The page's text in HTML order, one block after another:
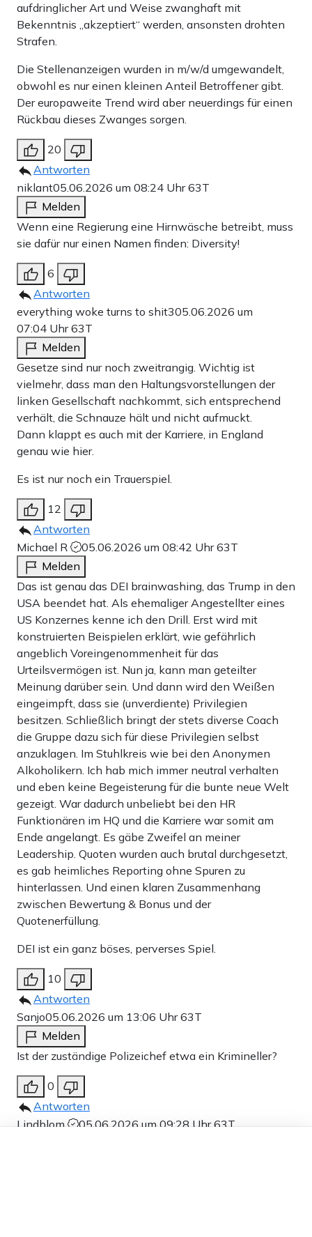
aufdringlicher Art und Weise zwanghaft mit
Bekenntnis „akzeptiert“ werden, ansonsten drohten
Strafen.
Die Stellenanzeigen wurden in m/w/d umgewandelt,
obwohl es nur einen kleinen Anteil Betroffener gibt.
Der europaweite Trend wird aber neuerdings für einen
Rückbau dieses Zwanges sorgen.
20
Antworten
niklant05.06.2026 um 08:24 Uhr63T
Melden
Wenn eine Regierung eine Hirnwäsche betreibt, muss
sie dafür nur einen Namen finden: Diversity!
6
Antworten
everything woke turns to shit305.06.2026 um
07:04 Uhr63T
Melden
Gesetze sind nur noch zweitrangig. Wichtig ist
vielmehr, dass man den Haltungsvorstellungen der
linken Gesellschaft nachkommt, sich entsprechend
verhält, die Schnauze hält und nicht aufmuckt.
Dann klappt es auch mit der Karriere, in England
genau wie hier.
Es ist nur noch ein Trauerspiel.
12
Antworten
Michael R
05.06.2026 um 08:42 Uhr63T
Melden
Das ist genau das DEI brainwashing, das Trump in den
USA beendet hat. Als ehemaliger Angestellter eines
US Konzernes kenne ich den Drill. Erst wird mit
konstruierten Beispielen erklärt, wie gefährlich
angeblich Voreingenommenheit für das
Urteilsvermögen ist. Nun ja, kann man geteilter
Meinung darüber sein. Und dann wird den Weißen
eingeimpft, dass sie (unverdiente) Privilegien
besitzen. Schließlich bringt der stets diverse Coach
die Gruppe dazu sich für diese Privilegien selbst
anzuklagen. Im Stuhlkreis wie bei den Anonymen
Alkoholikern. Ich hab mich immer neutral verhalten
und eben keine Begeisterung für die bunte neue Welt
gezeigt. War dadurch unbeliebt bei den HR
Funktionären im HQ und die Karriere war somit am
Ende angelangt. Es gäbe Zweifel an meiner
Leadership. Quoten wurden auch brutal durchgesetzt,
es gab heimliches Reporting ohne Spuren zu
hinterlassen. Und einen klaren Zusammenhang
zwischen Bewertung & Bonus und der
Quotenerfüllung.
DEI ist ein ganz böses, perverses Spiel.
10
Antworten
Sanjo05.06.2026 um 13:06 Uhr63T
Melden
Ist der zuständige Polizeichef etwa ein Krimineller?
0
Antworten
Lindblom
05.06.2026 um 09:28 Uhr63T